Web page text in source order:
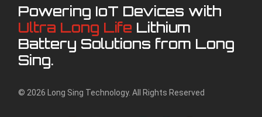
Powering IoT Devices with
Ultra Long Life Lithium
Battery Solutions from Long
Sing.
© 2026 Long Sing Technology. All Rights Reserved